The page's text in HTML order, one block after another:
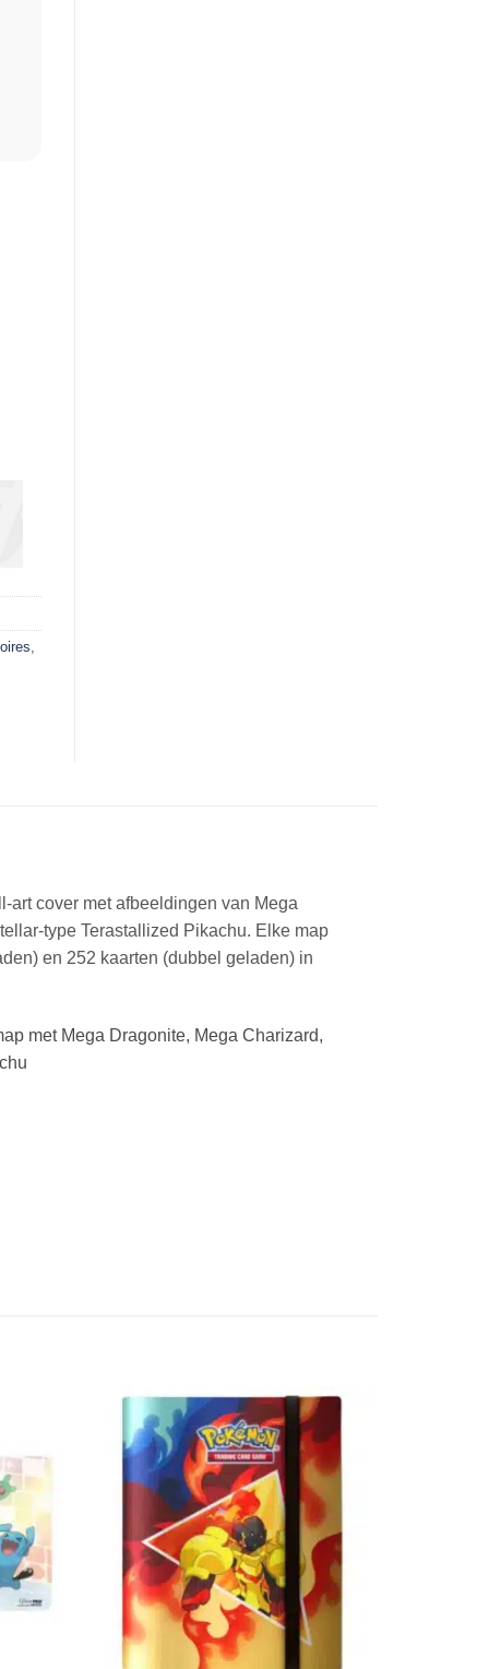
,
art cover met afbeeldingen van Mega
type Terastallized Pikachu. Elke map
en 252 kaarten (dubbel geladen) in
met Mega Dragonite, Mega Charizard,